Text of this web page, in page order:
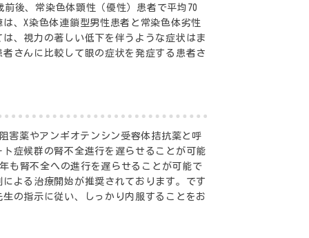
後、常染色体顕性（優性）患者で平均70
、X染色体連鎖型男性患者と常染色体劣性
、視力の著しい低下を伴うような症状はま
さんに比較して眼の症状を発症する患者さ
害薬やアンギオテンシン受容体拮抗薬と呼
症候群の腎不全進行を遅らせることが可能
も腎不全への進行を遅らせることが可能で
よる治療開始が推奨されております。です
の指示に従い、しっかり内服することをお